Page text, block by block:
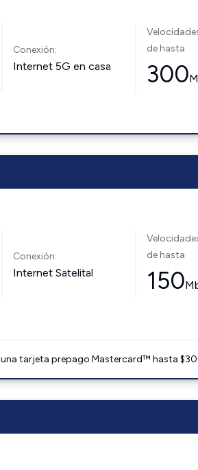
Conexión:
Internet 5G en casa
de hasta
300
Conexión:
Internet Satelital
de hasta
150
tarjeta prepago Mastercard™ hasta